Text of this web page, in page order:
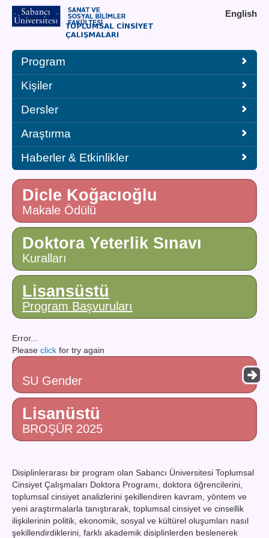
English
Program
Kişiler
Dersler
Araştırma
Haberler & Etkinlikler
Dicle Koğacıoğlu
Makale Ödülü
Doktora Yeterlik Sınavı
Kuralları
Lisansüstü
Program Başvuruları
Error...
Please click for try again
SU Gender
Lisanüstü
BROŞÜR 2025
Disiplinlerarası bir program olan Sabancı Üniversitesi Toplumsal
Cinsiyet Çalışmaları Doktora Programı, doktora öğrencilerini,
toplumsal cinsiyet analizlerini şekillendiren kavram, yöntem ve
yeni araştırmalarla tanıştırarak, toplumsal cinsiyet ve cinsellik
ilişkilerinin politik, ekonomik, sosyal ve kültürel oluşumları nasıl
şekillendirdiklerini, farklı akademik disiplinlerden beslenerek